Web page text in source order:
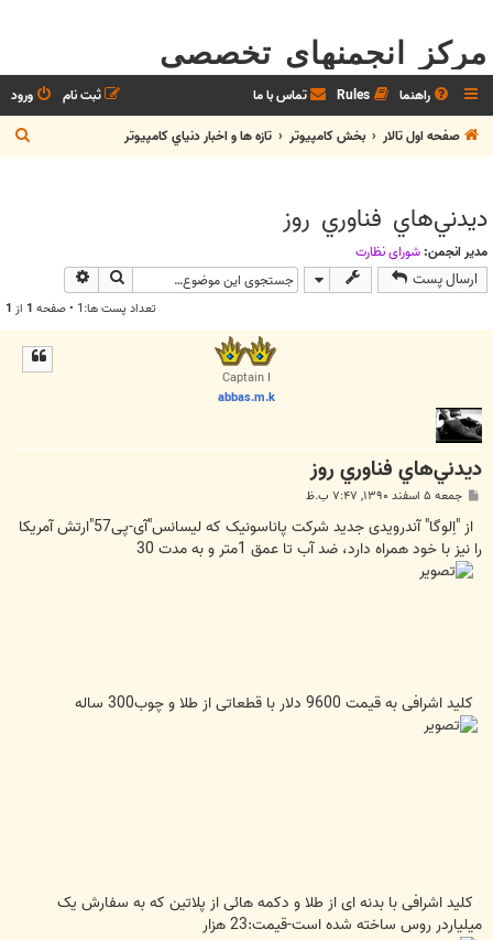
مرکز انجمنهای تخصصی
راهنما Rules تماس با ما ورود
ثبت نام
صفحه اول تالار
بخش كامپيوتر تازه ها و اخبار دنياي کامپيوتر
س
ديدني‌هاي فناوري روز
مدیر انجمن: شوراي نظارت
ارسال پست جستجو
تعداد پست ها:1 • صفحه 1 از 1
Captain I
abbas.m.k
ديدني‌هاي فناوري روز
ت
جمعه ۵ اسفند ۱۳۹۰, ۷:۴۷ ب.ظ
از "اِلوگا" آندرویدی جدید شرکت پاناسونیک که لیسانس"آی-پی57"ارتش آمریکا
را نیز با خود همراه دارد، ضد آب تا عمق 1متر و به مدت 30
کلید اشرافی به قیمت 9600 دلار با قطعاتی از طلا و چوب300 ساله
کلید اشرافی با بدنه ای از طلا و دکمه هائی از پلاتین که به سفارش یک
میلیاردر روس ساخته شده است-قیمت:23 هزار